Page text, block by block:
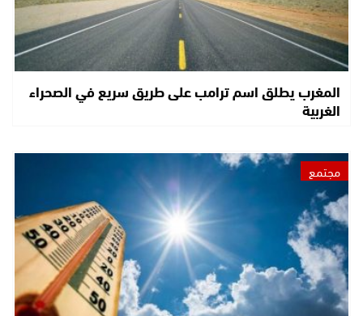
المغرب يطلق اسم ترامب على طريق سريع في الصحراء
الغربية
مجتمع